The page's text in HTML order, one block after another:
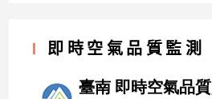
即時空氣品質監測